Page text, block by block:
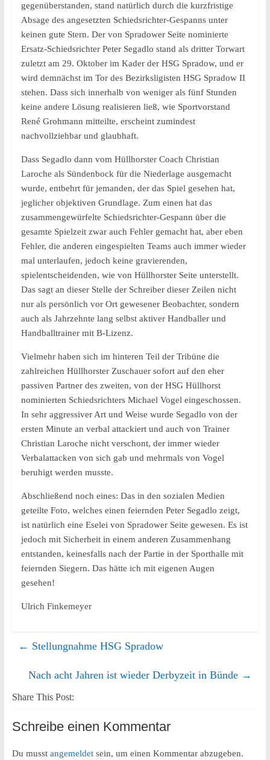
gegenüberstanden, stand natürlich durch die kurzfristige
Absage des angesetzten Schiedsrichter-Gespanns unter
keinen gute Stern. Der von Spradower Seite nominierte
Ersatz-Schiedsrichter Peter Segadlo stand als dritter Torwart
zuletzt am 29. Oktober im Kader der HSG Spradow, und er
wird demnächst im Tor des Bezirksligisten HSG Spradow II
stehen. Dass sich innerhalb von weniger als fünf Stunden
keine andere Lösung realisieren ließ, wie Sportvorstand
René Grohmann mitteilte, erscheint zumindest
nachvollziehbar und glaubhaft.
Dass Segadlo dann vom Hüllhorster Coach Christian
Laroche als Sündenbock für die Niederlage ausgemacht
wurde, entbehrt für jemanden, der das Spiel gesehen hat,
jeglicher objektiven Grundlage. Zum einen hat das
zusammengewürfelte Schiedsrichter-Gespann über die
gesamte Spielzeit zwar auch Fehler gemacht hat, aber eben
Fehler, die anderen eingespielten Teams auch immer wieder
mal unterlaufen, jedoch keine gravierenden,
spielentscheidenden, wie von Hüllhorster Seite unterstellt.
Das sagt an dieser Stelle der Schreiber dieser Zeilen nicht
nur als persönlich vor Ort gewesener Beobachter, sondern
auch als Jahrzehnte lang selbst aktiver Handballer und
Handballtrainer mit B-Lizenz.
Vielmehr haben sich im hinteren Teil der Tribüne die
zahlreichen Hüllhorster Zuschauer sofort auf den eher
passiven Partner des zweiten, von der HSG Hüllhorst
nominierten Schiedsrichters Michael Vogel eingeschossen.
In sehr aggressiver Art und Weise wurde Segadlo von der
ersten Minute an verbal attackiert und auch von Trainer
Christian Laroche nicht verschont, der immer wieder
Verbalattacken von sich gab und mehrmals von Vogel
beruhigt werden musste.
Abschließend noch eines: Das in den sozialen Medien
geteilte Foto, welches einen feiernden Peter Segadlo zeigt,
ist natürlich eine Eselei von Spradower Seite gewesen. Es ist
jedoch mit Sicherheit in einem anderen Zusammenhang
entstanden, keinesfalls nach der Partie in der Sporthalle mit
feiernden Siegern. Das hätte ich mit eigenen Augen
gesehen!
Ulrich Finkemeyer
← Stellungnahme HSG Spradow
Nach acht Jahren ist wieder Derbyzeit in Bünde →
Share This Post:
Schreibe einen Kommentar
Du musst angemeldetsein, um einen Kommentar abzugeben.